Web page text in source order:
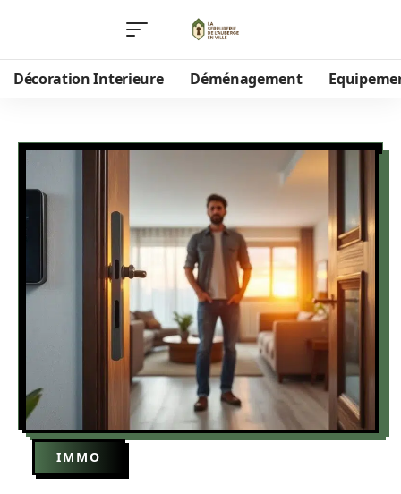
Décoration Interieure Déménagement
IMMO